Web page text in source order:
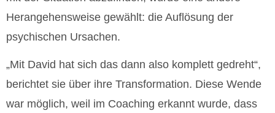
Herangehensweise gewählt: die Auflösung der
psychischen Ursachen.
„Mit David hat sich das dann also komplett gedreht“,
berichtet sie über ihre Transformation. Diese Wende
war möglich, weil im Coaching erkannt wurde, dass